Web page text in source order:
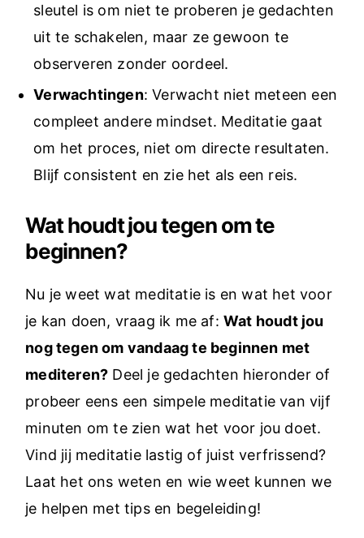
sleutel is om niet te proberen je gedachten
uit te schakelen, maar ze gewoon te
observeren zonder oordeel.
Verwachtingen: Verwacht niet meteen een
compleet andere mindset. Meditatie gaat
om het proces, niet om directe resultaten.
Blijf consistent en zie het als een reis.
Wat houdt jou tegen om te
beginnen?
Nu je weet wat meditatie is en wat het voor
je kan doen, vraag ik me af:Wat houdt jou
nog tegen om vandaag te beginnen met
mediteren? Deel je gedachten hieronder of
probeer eens een simpele meditatie van vijf
minuten om te zien wat het voor jou doet.
Vind jij meditatie lastig of juist verfrissend?
Laat het ons weten en wie weet kunnen we
je helpen met tips en begeleiding!